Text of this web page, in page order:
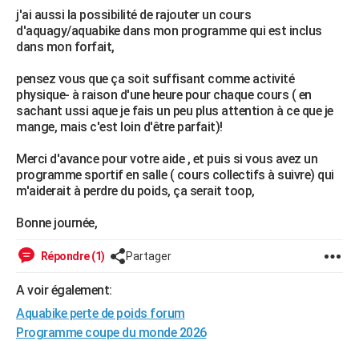
CARTE DE VOEUX
Dictionnaire
Biographies
Citations
Expressions
Proverbes
PROGRAMME TV
COPAINS D'AVANT
S'inscrire
Se connecter
Lycées
Collèges
Primaires
Universités
Entreprises
Service militaire
Avis de recherche
AVIS DE DÉCÈS
FORUM
Bricolage
Lifestyle
Culture
Sport
Auto
Television
Voyage
Cinema
j'ai aussi la possibilité de rajouter un cours
d'aquagy/aquabike dans mon programme qui est inclus
dans mon forfait,
pensez vous que ça soit suffisant comme activité
physique- à raison d'une heure pour chaque cours ( en
sachant ussi aque je fais un peu plus attention à ce que je
mange, mais c'est loin d'être parfait)!
Merci d'avance pour votre aide , et puis si vous avez un
programme sportif en salle ( cours collectifs à suivre) qui
m'aiderait à perdre du poids, ça serait toop,
Bonne journée,
Répondre (1) Partager
A voir également:
Aquabike perte de poids forum
Programme coupe du monde 2026